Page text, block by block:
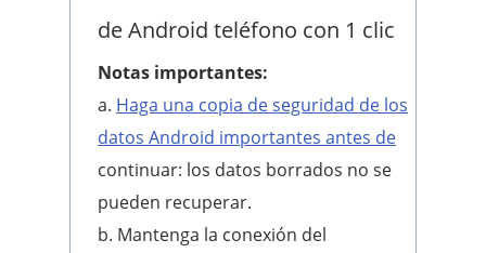
de Android teléfono con 1 clic
Notas importantes:
a. Haga una copia de seguridad de los
datos Android importantes antes de
continuar: los datos borrados no se
pueden recuperar.
b. Mantenga la conexión del